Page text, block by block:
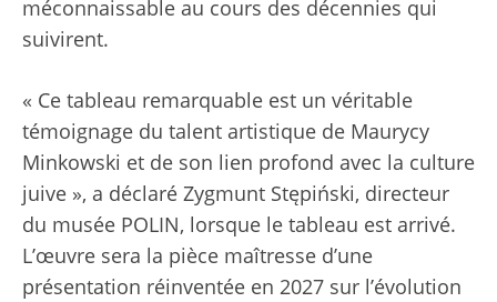
méconnaissable au cours des décennies qui
suivirent.
« Ce tableau remarquable est un véritable
témoignage du talent artistique de Maurycy
Minkowski et de son lien profond avec la culture
juive », a déclaré Zygmunt Stępiński, directeur
du musée POLIN, lorsque le tableau est arrivé.
L’œuvre sera la pièce maîtresse d’une
présentation réinventée en 2027 sur l’évolution